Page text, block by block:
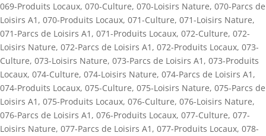
069-Produits Locaux, 070-Culture, 070-Loisirs Nature, 070-Parcs de
Loisirs A1 , 070-Produits Locaux, 071-Culture, 071-Loisirs Nature,
071-Parcs de Loisirs A1 , 071-Produits Locaux, 072-Culture, 072-
Loisirs Nature, 072-Parcs de Loisirs A1 , 072-Produits Locaux, 073-
Culture, 073-Loisirs Nature, 073-Parcs de Loisirs A1 , 073-Produits
Locaux, 074-Culture, 074-Loisirs Nature, 074-Parcs de Loisirs A1 ,
074-Produits Locaux, 075-Culture, 075-Loisirs Nature, 075-Parcs de
Loisirs A1 , 075-Produits Locaux, 076-Culture, 076-Loisirs Nature,
076-Parcs de Loisirs A1 , 076-Produits Locaux, 077-Culture, 077-
Loisirs Nature, 077-Parcs de Loisirs A1 , 077-Produits Locaux, 078-